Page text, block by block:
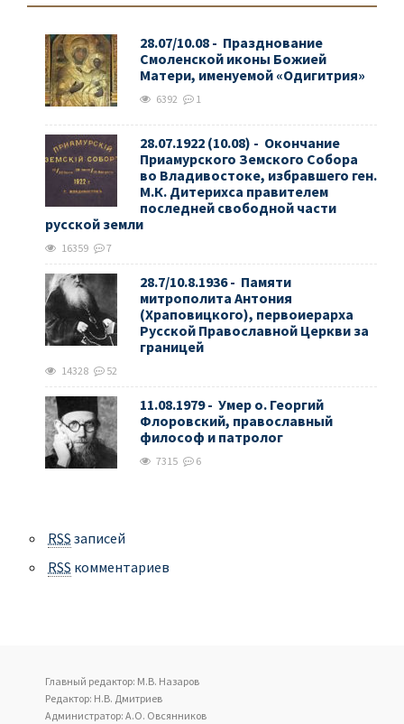
28.07/10.08 - Празднование
Смоленской иконы Божией
Матери, именуемой «Одигитрия»
6392 1
28.07.1922 (10.08) - Окончание
Приамурского Земского Собора
во Владивостоке, избравшего ген.
М.К. Дитерихса правителем
последней свободной части
русской земли
16359 7
28.7/10.8.1936 - Памяти
митрополита Антония
(Храповицкого), первоиерарха
Русской Православной Церкви за
границей
14328 52
11.08.1979 - Умер о. Георгий
Флоровский, православный
философ и патролог
7315 6
RSS записей
RSS комментариев
Главный редактор: М.В. Назаров
Редактор: Н.В. Дмитриев
Администратор: А.О. Овсянников